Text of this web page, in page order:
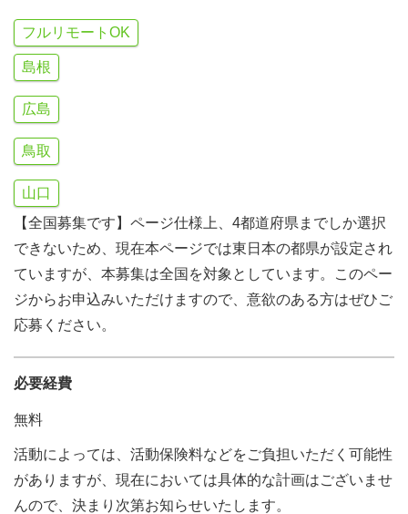
フルリモートOK
島根
広島
鳥取
山口
【全国募集です】ページ仕様上、4都道府県までしか選択
できないため、現在本ページでは東日本の都県が設定され
ていますが、本募集は全国を対象としています。このペー
ジからお申込みいただけますので、意欲のある方はぜひご
応募ください。
必要経費
無料
活動によっては、活動保険料などをご負担いただく可能性
がありますが、現在においては具体的な計画はございませ
んので、決まり次第お知らせいたします。